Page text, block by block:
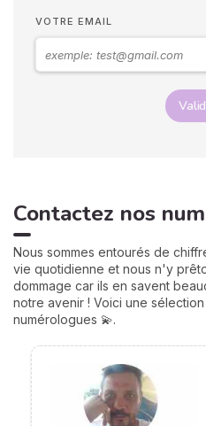
VOTRE EMAIL
Contactez nos
Nous sommes entourés de
vie quotidienne et nous n'y
dommage car ils en savent
notre avenir ! Voici une
numérologues 💫.